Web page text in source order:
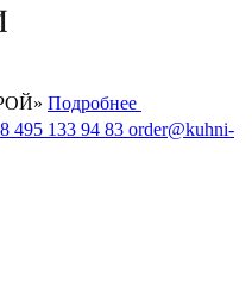
Подробнее
8 495 133 94 83 order@kuhni-